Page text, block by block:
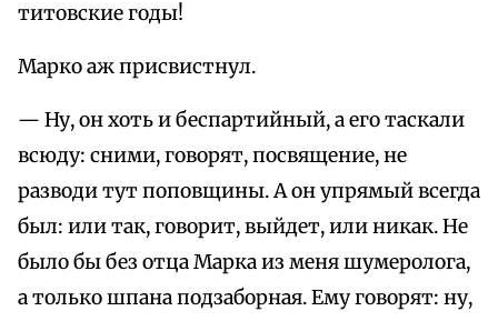
титовские годы!
Марко аж присвистнул.
— Ну, он хоть и беспартийный, а его таскали
всюду: сними, говорят, посвящение, не
разводи тут поповщины. А он упрямый всегда
был: или так, говорит, выйдет, или никак. Не
было бы без отца Марка из меня шумеролога,
а только шпана подзаборная. Ему говорят: ну,